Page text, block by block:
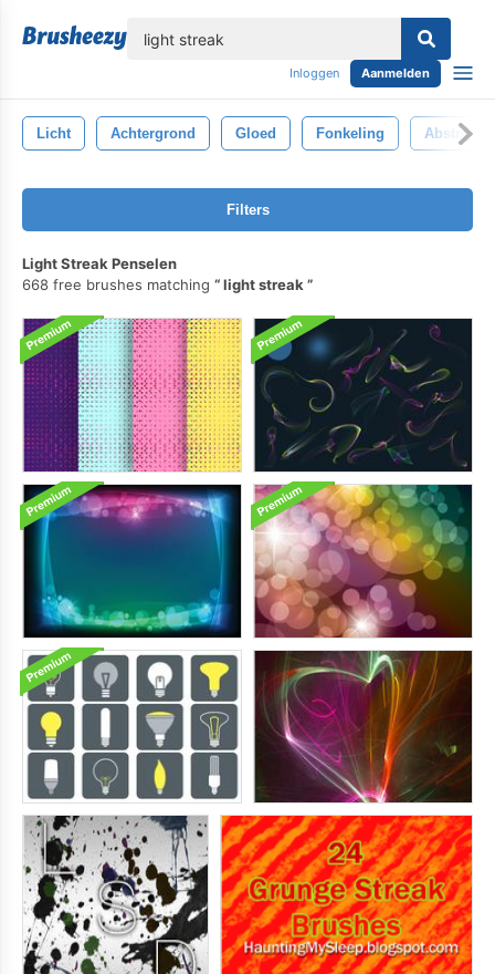
Inloggen Aanmelden
Licht Achtergrond Gloed Fonkeling Abstract
Filters
Light Streak Penselen
668 free brushes matching
light streak